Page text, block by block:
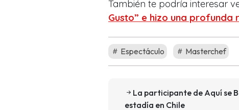
También te podría interesar
Gusto” e hizo una
Espectáculo Masterchef
La participante de Aquí se
estadía en Chile